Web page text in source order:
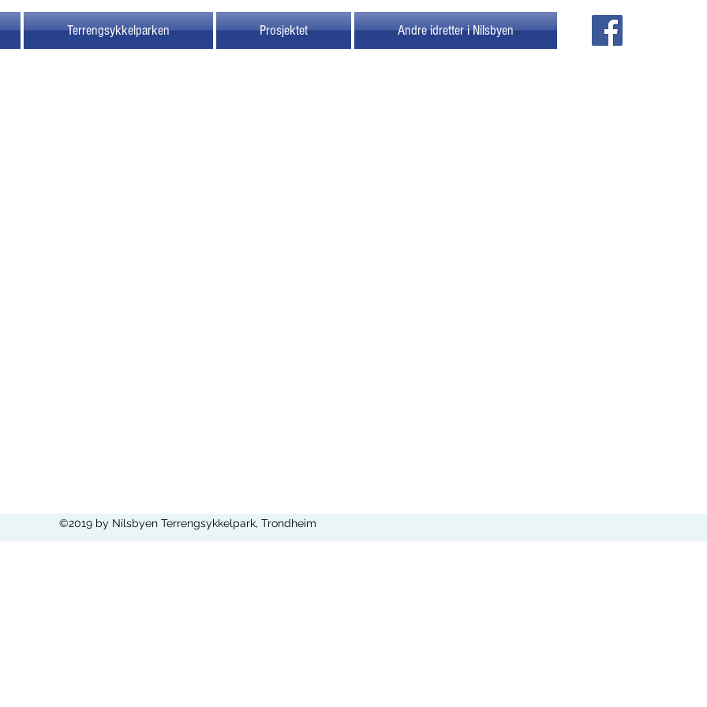
Terrengsykkelparken Prosjektet Andre idretter i Nilsbyen
©2019 by Nilsbyen Terrengsykkelpark, Trondheim